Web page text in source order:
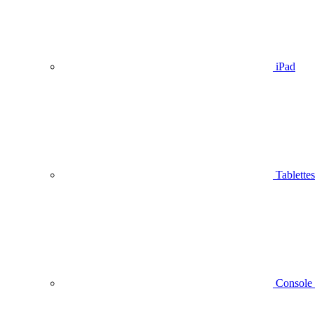
iPad
Tablettes
Console